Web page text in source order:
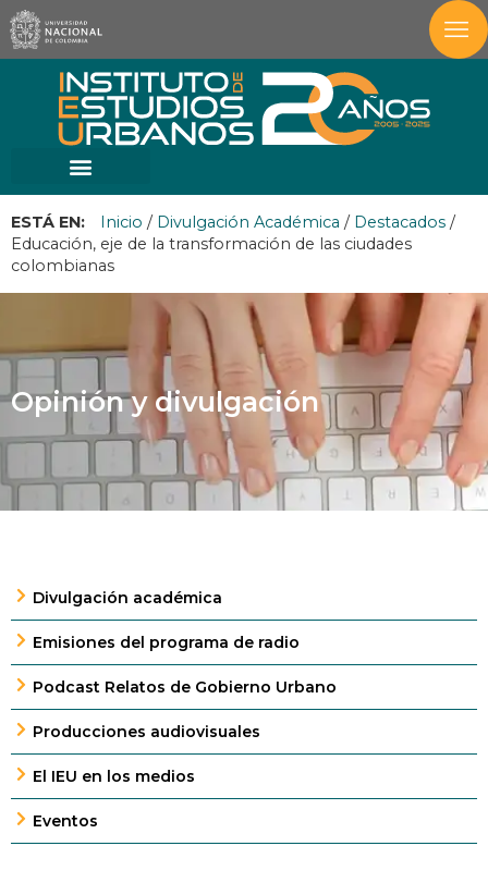
ESTÁ EN: Inicio / Divulgación Académica / Destacados /
Educación, eje de la transformación de las ciudades
colombianas
Opinión y divulgación
Divulgación académica
Emisiones del programa de radio
Podcast Relatos de Gobierno Urbano
Producciones audiovisuales
El IEU en los medios
Eventos